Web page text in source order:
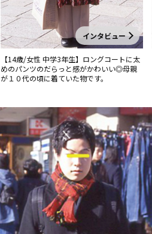
インタビュー
【14歳/女性 中学3年生】ロングコートに太
めのパンツのだらっと感がかわいい◎母親
が１０代の頃に着ていた物です。